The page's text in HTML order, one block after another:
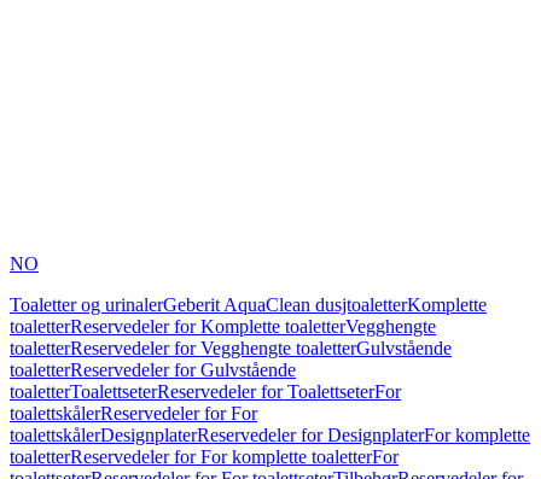
NO
Toaletter og urinalerGeberit AquaClean dusjtoaletterKomplette
toaletterReservedeler for Komplette toaletterVegghengte
toaletterReservedeler for Vegghengte toaletterGulvstående
toaletterReservedeler for Gulvstående
toaletterToalettseterReservedeler for ToalettseterFor
toalettskålerReservedeler for For
toalettskålerDesignplaterReservedeler for DesignplaterFor komplette
toaletterReservedeler for For komplette toaletterFor